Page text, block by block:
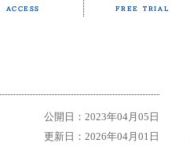
公開日：2023年04月05日
更新日：2026年04月01日